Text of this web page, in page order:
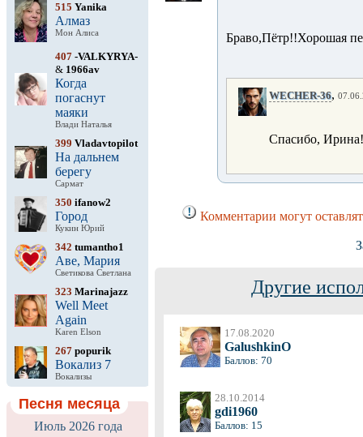
515 Yanika
Алмаз
Мон Алиса
407 -VALKYRYA-
& 1966av
Когда
погаснут
маяки
Влади Наталья
399 Vladavtopilot
На дальнем
берегу
Сармат
350 ifanow2
Город
Кукин Юрий
342 tumantho1
Аве, Мария
Светикова Светлана
323 Marinajazz
Well Meet
Again
Karen Elson
267 popurik
Вокализ 7
Вокализы
Песня месяца
Июль 2026 года
Браво,Пётр!!Хорошая
WECHER-36,
Спасибо,
Комментарии могут
Другие
17.08.2020
GalushkinO
Баллов: 70
28.10.2014
gdi1960
Баллов: 15